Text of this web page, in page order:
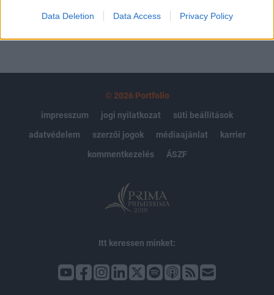
Data Deletion Data Access Privacy Policy
© 2026 Portfolio
impresszum
jogi nyilatkozat
süti beállítások
adatvédelem
szerzői jogok médiaajánlat
karrier
kommentkezelés
ÁSZF
Itt keressen minket: